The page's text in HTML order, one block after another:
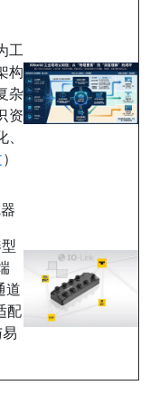
工
构
杂
资
）
道
配